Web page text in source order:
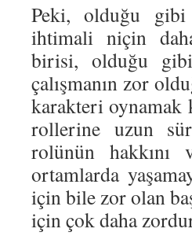
Peki, olduğu gibi
ihtimali niçin
birisi, olduğu
çalışmanın zor
karakteri oynamak
rollerine uzun
rolünün
ortamlarda
için bile zor olan
için çok daha